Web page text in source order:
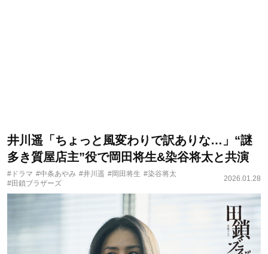
井川遥「ちょっと風変わりで訳ありな…」“謎
多き質屋店主”役で岡田将生&染谷将太と共演
#ドラマ #中条あやみ #井川遥 #岡田将生 #染谷将太
#田鎖ブラザーズ
2026.01.28